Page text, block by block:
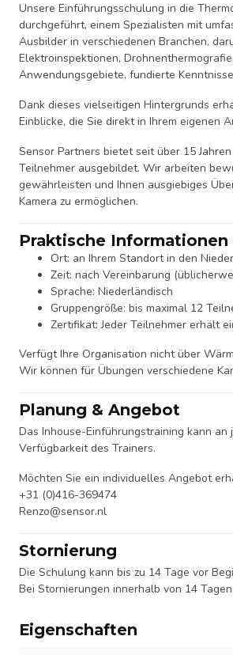
Unsere Einführungsschulung in die
durchgeführt, einem Spezialisten mit
Ausbilder in verschiedenen Branchen,
Elektroinspektionen,
Anwendungsgebiete, fundierte
Dank dieses vielseitigen Hintergrunds
Einblicke, die Sie direkt in Ihrem eigenen
Sensor Partners bietet seit über 15
Teilnehmer ausgebildet. Wir arbeiten
gewährleisten und Ihnen ausgiebiges
Kamera zu ermöglichen.
Praktische Informationen
Ort: an Ihrem Standort in den
Zeit: nach Vereinbarung
Sprache: Niederländisch
Gruppengröße: bis maximal 12
Zertifikat: Jeder Teilnehmer erhält
Verfügt Ihre Organisation nicht über
Wir können für Übungen verschiedene
Planung & Angebot
Das Inhouse-Einführungstraining kann
Verfügbarkeit des Trainers.
Möchten Sie ein individuelles Angebot
+31 (0)416-369474
Renzo@sensor.nl
Stornierung
Die Schulung kann bis zu 14 Tage vor
Bei Stornierungen innerhalb von 14
Eigenschaften